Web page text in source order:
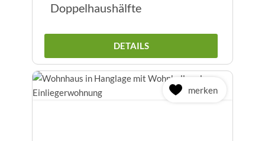
Doppelhaushälfte
DETAILS
merken